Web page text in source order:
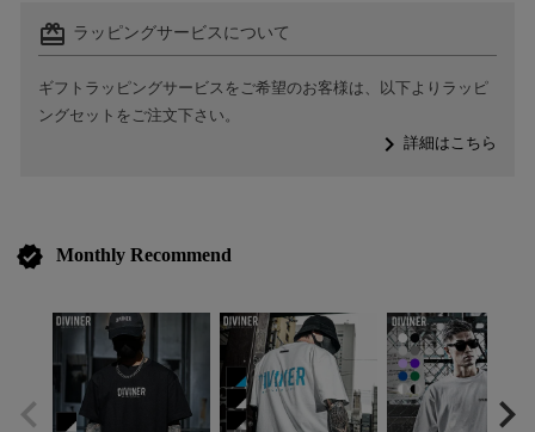
card_giftcard ラッピングサービスについて
ギフトラッピングサービスをご希望のお客様は、以下よりラッピ
ングセットをご注文下さい。
navigate_next詳細はこちら
verified Monthly Recommend